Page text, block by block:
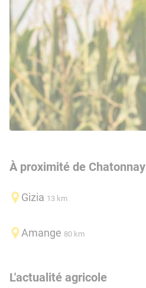
À proximité de Chatonnay
Gizia 13 km
Amange 80 km
L'actualité agricole